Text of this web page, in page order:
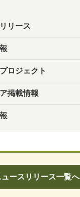
リース
ロジェクト
掲載情報
ュースリリース一覧へ